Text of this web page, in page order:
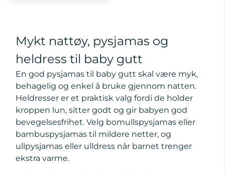
Mykt nattøy, pysjamas og
heldress til baby gutt
En god pysjamas til baby gutt skal være myk,
behagelig og enkel å bruke gjennom natten.
Heldresser er et praktisk valg fordi de holder
kroppen lun, sitter godt og gir babyen god
bevegelsesfrihet. Velg bomullspysjamas eller
bambuspysjamas til mildere netter, og
ullpysjamas eller ulldress når barnet trenger
ekstra varme.